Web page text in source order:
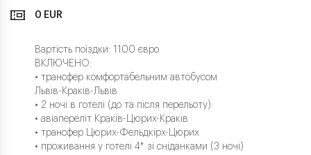
0 EUR
Вартість поїздки: 1100 євро
ВКЛЮЧЕНО:
• трансфер комфортабельним автобусом
Львів-Краків-Львів
• 2 ночі в готелі (до та після перельоту):
• авіапереліт Краків-Цюрих-Краків
• трансфер Цюрих-Фельдкірх-Цюрих
• проживання у готелі 4* зі сніданками (3 ночі)